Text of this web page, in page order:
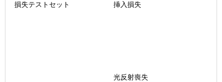
損失テストセット 挿入損失
光反射喪失